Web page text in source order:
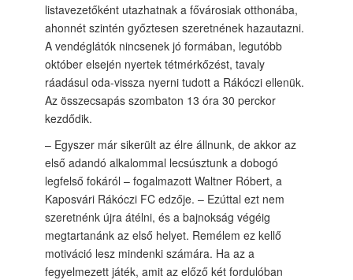
listavezetőként utazhatnak a fővárosiak otthonába,
ahonnét szintén győztesen szeretnének hazautazni.
A vendéglátók nincsenek jó formában, legutóbb
október elsején nyertek tétmérkőzést, tavaly
ráadásul oda-vissza nyerni tudott a Rákóczi ellenük.
Az összecsapás szombaton 13 óra 30 perckor
kezdődik.
– Egyszer már sikerült az élre állnunk, de akkor az
első adandó alkalommal lecsúsztunk a dobogó
legfelső fokáról – fogalmazott Waltner Róbert, a
Kaposvári Rákóczi FC edzője. – Ezúttal ezt nem
szeretnénk újra átélni, és a bajnokság végéig
megtartanánk az első helyet. Remélem ez kellő
motiváció lesz mindenki számára. Ha az a
fegyelmezett játék, amit az előző két fordulóban